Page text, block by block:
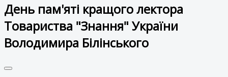
День пам'яті кращого лектора
Товариства "Знання" України
Володимира Білінського